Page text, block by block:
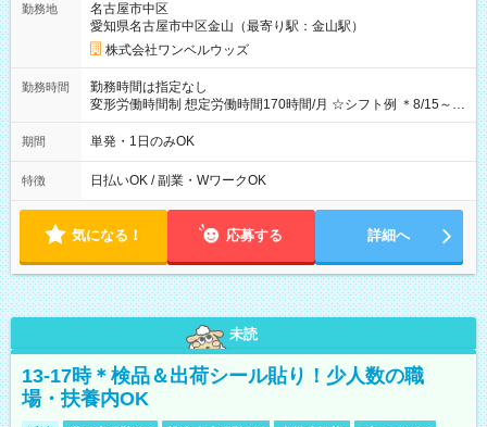
期間なし
勤務地
名古屋市中区
愛知県名古屋市中区金山（最寄り駅：金山駅）
株式会社ワンベルウッズ
勤務時間
勤務時間は指定なし
変形労働時間制 想定労働時間170時間/月 ☆シフト例 ＊8/15～
10/26 全日共通 08：00～12：00 17：00～21：00 ＊8/31
～9/19のみ下記シフトもあります！ 12：00～16：00 ＊9/6～
00
期間 単発・1日のみOK
特徴 日払いOK / 副業・WワークOK
気になる！ 応募する 詳細へ
未読
13-17時＊検品＆出荷シール貼り！少人数の職
場・扶養内OK